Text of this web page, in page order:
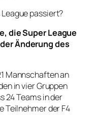
passiert?
die Super League
Änderung des
Mannschaften an
in vier Gruppen
24 Teams in der
Teilnehmer der F4